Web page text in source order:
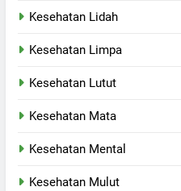
Kesehatan Lidah
Kesehatan Limpa
Kesehatan Lutut
Kesehatan Mata
Kesehatan Mental
Kesehatan Mulut